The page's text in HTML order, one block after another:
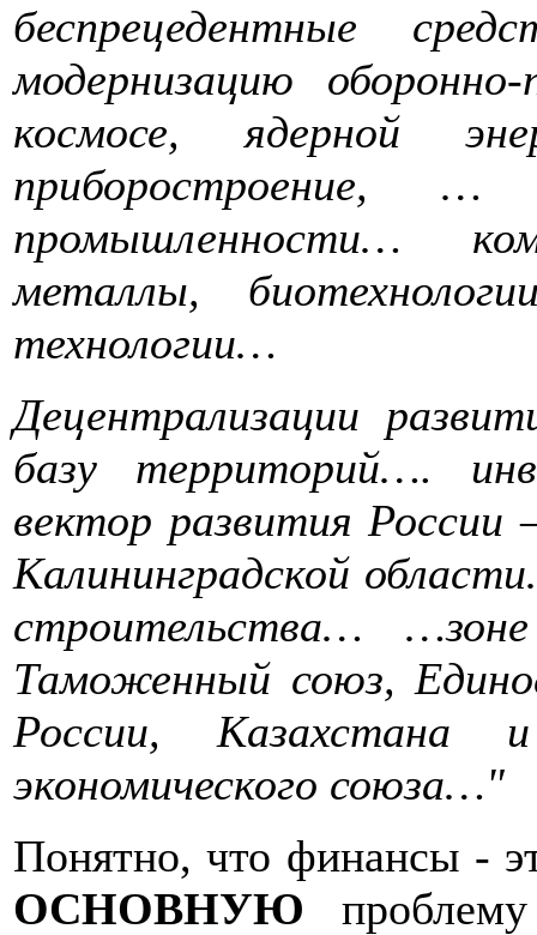
беспрецедентные
модернизацию
космосе, ядерной
приборостроение, …
промышленности…
металлы,
технологии…
Децентрализации
базу территорий….
вектор развития
Калининградской
строительства…
Таможенный союз,
России, Казахстана и
экономического союза…"
Понятно, что финансы -
ОСНОВНУЮ